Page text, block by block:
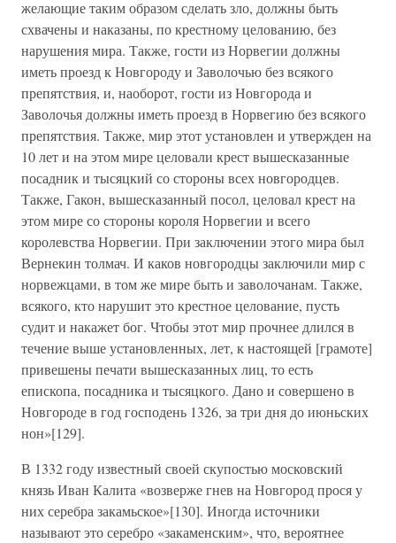
желающие таким образом сделать зло, должны быть
схвачены и наказаны, по крестному целованию, без
нарушения мира. Также, гости из Норвегии должны
иметь проезд к Новгороду и Заволочью без всякого
препятствия, и, наоборот, гости из Новгорода и
Заволочья должны иметь проезд в Норвегию без всякого
препятствия. Также, мир этот установлен и утвержден на
10 лет и на этом мире целовали крест вышесказанные
посадник и тысяцкий со стороны всех новгородцев.
Также, Гакон, вышесказанный посол, целовал крест на
этом мире со стороны короля Норвегии и всего
королевства Норвегии. При заключении этого мира был
Вернекин толмач. И каков новгородцы заключили мир с
норвежцами, в том же мире быть и заволочанам. Также,
всякого, кто нарушит это крестное целование, пусть
судит и накажет бог. Чтобы этот мир прочнее длился в
течение выше установленных, лет, к настоящей [грамоте]
привешены печати вышесказанных лиц, то есть
епископа, посадника и тысяцкого. Дано и совершено в
Новгороде в год господень 1326, за три дня до июньских
нон»[129].
В 1332 году известный своей скупостью московский
князь Иван Калита «возверже гнев на Новгород прося у
них серебра закамьское»[130]. Иногда источники
называют это серебро «закаменским», что, вероятнее